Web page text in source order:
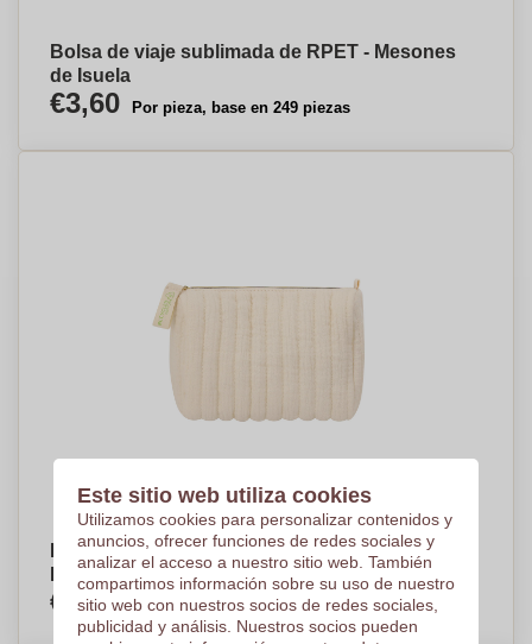
Bolsa de viaje sublimada de RPET - Mesones
de Isuela
€3,60 Por pieza, base en 249 piezas
Bolsa de Belleza Algodón Reciclado -
Matadepera
€3,76 Por pieza, base en 500 piezas
Este sitio web utiliza cookies
Utilizamos cookies para personalizar contenidos y
anuncios, ofrecer funciones de redes sociales y
analizar el acceso a nuestro sitio web. También
compartimos información sobre su uso de nuestro
sitio web con nuestros socios de redes sociales,
publicidad y análisis. Nuestros socios pueden